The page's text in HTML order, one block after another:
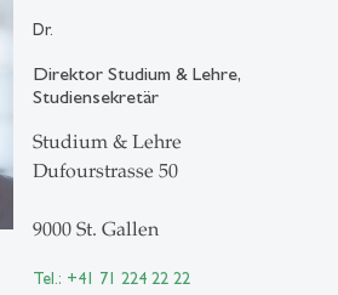
Dr.
Direktor Studium & Lehre,
Studiensekretär
Studium & Lehre
Dufourstrasse 50
9000 St. Gallen
Tel.: +41 71 224 22 22